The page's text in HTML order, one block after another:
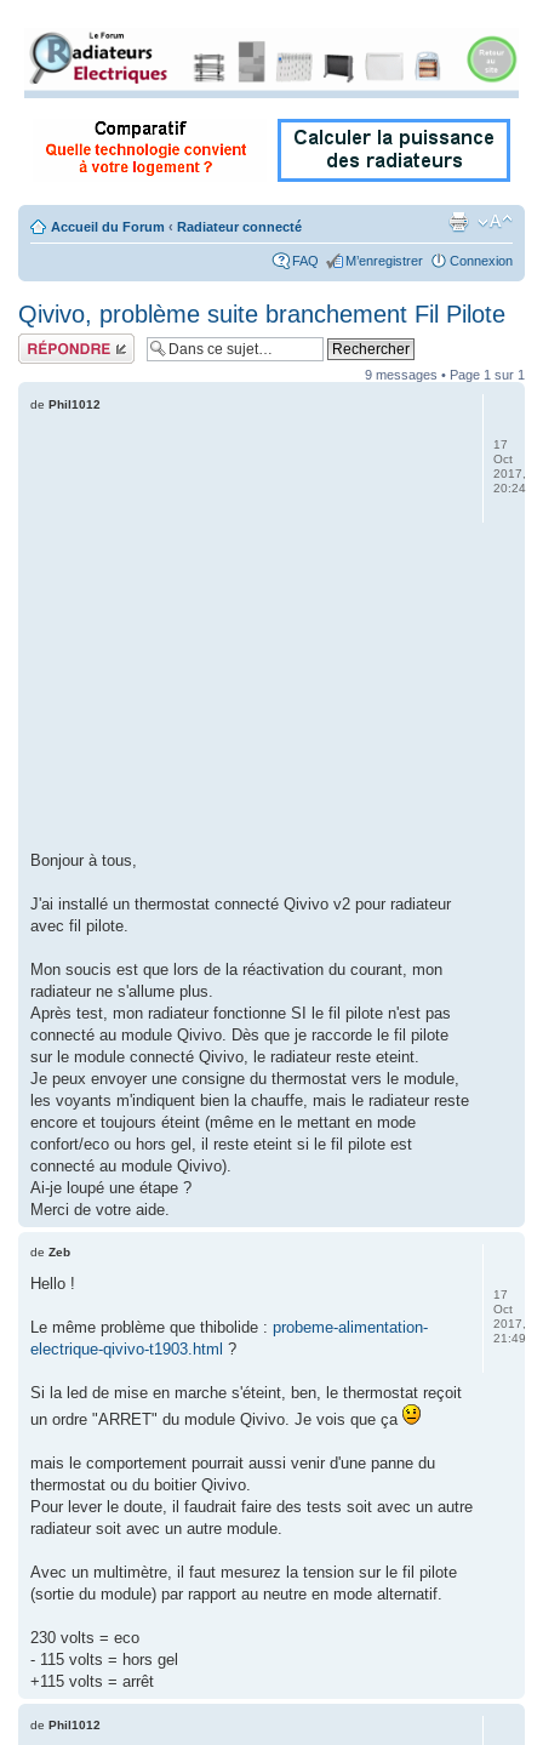
Accueil du Forum ‹ Radiateur connecté
FAQ M’enregistrer Connexion
Qivivo, problème suite branchement Fil Pilote
Répondre
9 messages • Page 1 sur 1
de Phil1012
Bonjour à tous,
J'ai installé un thermostat connecté Qivivo v2 pour radiateur
avec fil pilote.
Mon soucis est que lors de la réactivation du courant, mon
radiateur ne s'allume plus.
Après test, mon radiateur fonctionne SI le fil pilote n'est pas
connecté au module Qivivo. Dès que je raccorde le fil pilote
sur le module connecté Qivivo, le radiateur reste eteint.
Je peux envoyer une consigne du thermostat vers le module,
les voyants m'indiquent bien la chauffe, mais le radiateur reste
encore et toujours éteint (même en le mettant en mode
confort/eco ou hors gel, il reste eteint si le fil pilote est
connecté au module Qivivo).
Ai-je loupé une étape ?
Merci de votre aide.
17
Oct
2017,
20:24
de Zeb
Hello !
Le même problème que thibolide : probeme-alimentation-
electrique-qivivo-t1903.html ?
Si la led de mise en marche s'éteint, ben, le thermostat reçoit
un ordre "ARRET" du module Qivivo. Je vois que ça
mais le comportement pourrait aussi venir d'une panne du
thermostat ou du boitier Qivivo.
Pour lever le doute, il faudrait faire des tests soit avec un autre
radiateur soit avec un autre module.
Avec un multimètre, il faut mesurez la tension sur le fil pilote
(sortie du module) par rapport au neutre en mode alternatif.
230 volts = eco
- 115 volts = hors gel
+115 volts = arrêt
17
Oct
2017,
21:49
de Phil1012